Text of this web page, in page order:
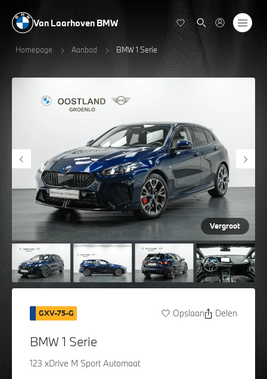
Van Laarhoven BMW
Homepage Aanbod BMW 1 Serie
Vergroot
GXV-75-G Opslaan Delen
BMW 1 Serie
123 xDrive M Sport Automaat